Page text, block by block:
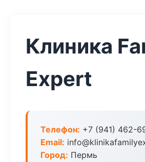
Клиника
Expert
Телефон: +7 (941) 462-
Email:
Город: Пермь